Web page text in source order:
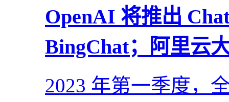
OpenAI 将推出
BingChat；阿里云
2023 年第一季度，